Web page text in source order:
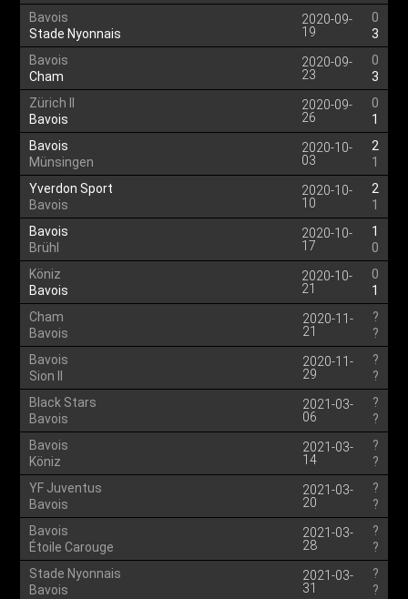
Bavois
Stade Nyonnais
2020-09-
19
0
3
Bavois
Cham
2020-09-
23
0
3
Zürich II
Bavois
2020-09-
26
0
1
Bavois
Münsingen
2020-10-
03
2
1
Yverdon Sport
Bavois
2020-10-
10
2
1
Bavois
Brühl
2020-10-
17
1
0
Köniz
Bavois
2020-10-
21
0
1
Cham
Bavois
2020-11-
21
?
?
Bavois
Sion II
2020-11-
29
?
?
Black Stars
Bavois
2021-03-
06
?
?
Bavois
Köniz
2021-03-
14
?
?
YF Juventus
Bavois
2021-03-
20
?
?
Bavois
Étoile Carouge
2021-03-
28
?
?
Stade Nyonnais
Bavois
2021-03-
31
?
?